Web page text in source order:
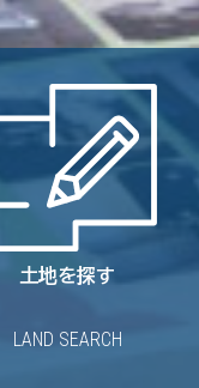
土地を探す
LAND SEARCH